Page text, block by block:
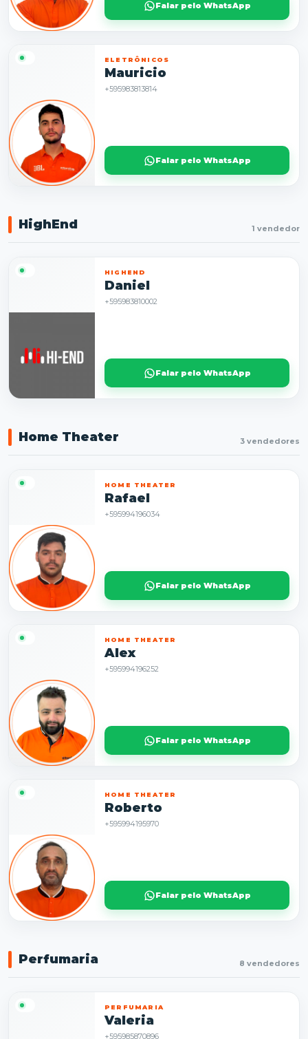
Falar pelo WhatsApp
ELETRÔNICOS
Mauricio
+595983813814
Falar pelo WhatsApp
HighEnd 1 vendedor
HIGHEND
Daniel
+595983810002
Falar pelo WhatsApp
Home Theater 3 vendedores
HOME THEATER
Rafael
+595994196034
Falar pelo WhatsApp
HOME THEATER
Alex
+595994196252
Falar pelo WhatsApp
HOME THEATER
Roberto
+595994195970
Falar pelo WhatsApp
Perfumaria 8 vendedores
PERFUMARIA
Valeria
+595985870896